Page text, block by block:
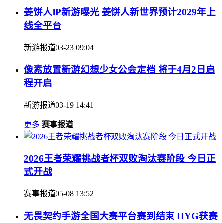
姜饼人IP新游曝光 姜饼人新世界预计2029年上
线全平台
新游报道03-23 09:04
像素放置新游幻想少女公会定档 将于4月2日启
程开启
新游报道03-19 14:41
更多 赛事报道
2026王者荣耀挑战者杯双败淘汰赛阶段 今日正
式开战
赛事报道05-08 13:52
无畏契约手游全国大赛平台赛到结束 HYG获赛